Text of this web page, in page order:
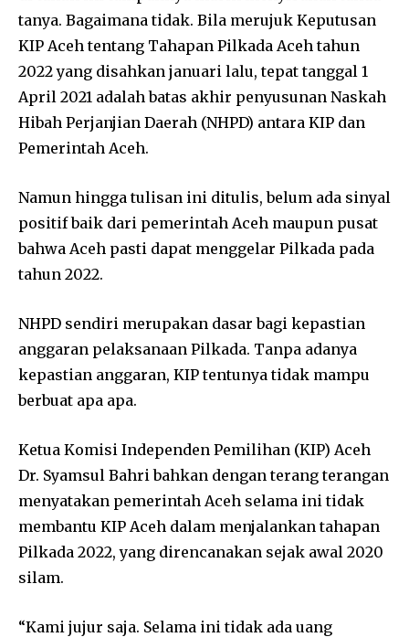
tanya. Bagaimana tidak. Bila merujuk Keputusan
KIP Aceh tentang Tahapan Pilkada Aceh tahun
2022 yang disahkan januari lalu, tepat tanggal 1
April 2021 adalah batas akhir penyusunan Naskah
Hibah Perjanjian Daerah (NHPD) antara KIP dan
Pemerintah Aceh.
Namun hingga tulisan ini ditulis, belum ada sinyal
positif baik dari pemerintah Aceh maupun pusat
bahwa Aceh pasti dapat menggelar Pilkada pada
tahun 2022.
NHPD sendiri merupakan dasar bagi kepastian
anggaran pelaksanaan Pilkada. Tanpa adanya
kepastian anggaran, KIP tentunya tidak mampu
berbuat apa apa.
Ketua Komisi Independen Pemilihan (KIP) Aceh
Dr. Syamsul Bahri bahkan dengan terang terangan
menyatakan pemerintah Aceh selama ini tidak
membantu KIP Aceh dalam menjalankan tahapan
Pilkada 2022, yang direncanakan sejak awal 2020
silam.
“Kami jujur saja. Selama ini tidak ada uang